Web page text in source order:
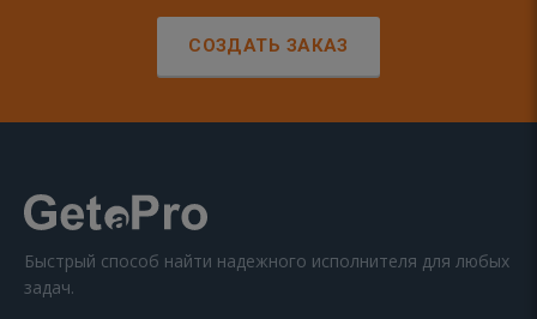
СОЗДАТЬ ЗАКАЗ
Быстрый способ найти надежного исполнителя для любых
задач.